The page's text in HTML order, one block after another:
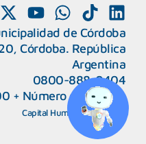
de Córdoba
Córdoba. República
Argentina
0800-888-0404
+ Número de interno
Capital Humano|Webmail
Migrantes y Refugiadas.